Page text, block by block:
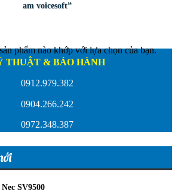
am voicesoft”
THUẬT & BẢO HÀNH
0912.979.382
0904.266.242
0972.348.387
SV9500
phẩm nào khớp với lựa chọn của bạn.